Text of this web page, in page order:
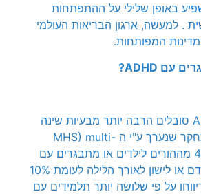
באופן שלילי על ההתפתחות
. למעשה, ארגון הבריאות העולמי
המפותחות.
עם ADHD
?
המחקר מצביע על כך שאנשים עם ADHD סובלים הרבה יותר מבעיות שינה
בהשוואה לאוכלוסייה הכללית. למשל, במחקר שנערך ע"י ה MHS) multi-
health systems, ארה"ב ) נמצא, כי 47% מההורים לילדים או מתבגרים עם
ADHD דיווחו על קשיים של ילדיהם להירדם או לישון לאורך הלילה לעומת 10%
על פי שלושה יותר תלמידים עם